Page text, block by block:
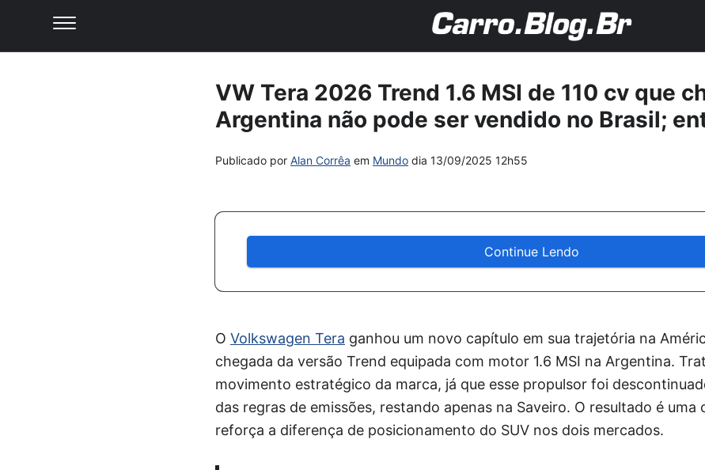
VW Tera 2026 Trend 1.6 MSI de 110 cv que
Argentina não pode ser vendido no Brasil;
Publicado por Alan Corrêa em Mundo dia 13/09/2025 12h55
Continue Lendo
O Volkswagen Tera ganhou um novo capítulo em sua trajetória na
chegada da versão Trend equipada com motor 1.6 MSI na Argentina.
movimento estratégico da marca, já que esse propulsor foi
das regras de emissões, restando apenas na Saveiro. O resultado é uma
reforça a diferença de posicionamento do SUV nos dois mercados.